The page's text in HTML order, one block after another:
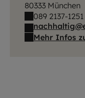
80333 München
089 2137-1251
Mehr Infos